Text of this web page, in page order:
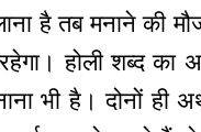
है तब मनाने
होली शब्द का
भी है। दोनों ही